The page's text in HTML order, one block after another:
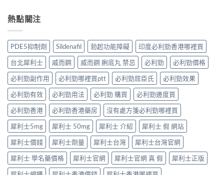
真
相，
孕
男
性
必
讀〉
中
實
體
＋
醫
學
真
相
大
公
開〉
中
印
20〉
中
作
凍
威
嘅
速
效
話
術
要
打
折
讀〉
中
士
5mg
食
先
有
效？
冇
效
嘅
原
因
逐
個
捉
——
藥
師：
九
熱點關注
PDE5抑制劑 Sildenafil 勃起功能障礙
印度必利勁香港哪裡買
台北犀利士
威而鋼 威而鋼 脷底丸 禁忌 必利勁
必利勁價格
必利勁副作用
必利勁哪裡買ptt 必利勁屈臣氏
必利勁效果
必利勁有效
必利勁用法 必利勁 購買
必利勁邊度買
必利勁香港
必利勁香港藥房
沒有處方箋必利勁哪裡買
犀利士5mg
犀利士 50mg 犀利士 介紹
犀利士 假 網站
犀利士價錢
犀利士劑量 犀利士台灣
犀利士台灣官網
犀利士 學名藥價格
犀利士官網 犀利士官網 真 假
犀利士正版